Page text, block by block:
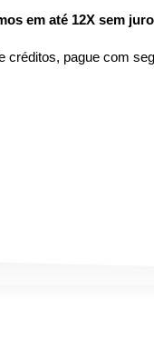
em até 12X sem
créditos, pague com